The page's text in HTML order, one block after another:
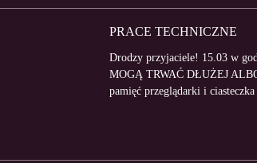
PRACE TECHNICZNE
Drodzy przyjaciele! 15.03 w
MOGĄ TRWAĆ DŁUŻEJ
pamięć przeglądarki i